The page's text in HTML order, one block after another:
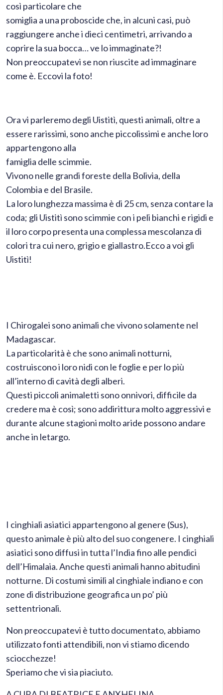
così particolare che
somiglia a una proboscide che, in alcuni casi, può
raggiungere anche i dieci centimetri, arrivando a
coprire la sua bocca… ve lo immaginate?!
Non preoccupatevi se non riuscite ad immaginare
come è. Eccovi la foto!
Ora vi parleremo degli Uistitì, questi animali, oltre a
essere rarissimi, sono anche piccolissimi e anche loro
appartengono alla
famiglia delle scimmie.
Vivono nelle grandi foreste della Bolivia, della
Colombia e del Brasile.
La loro lunghezza massima è di 25 cm, senza contare la
coda; gli Uistitì sono scimmie con i peli bianchi e rigidi e
il loro corpo presenta una complessa mescolanza di
colori tra cui nero, grigio e giallastro.Ecco a voi gli
Uistitì!
I Chirogalei sono animali che vivono solamente nel
Madagascar.
La particolarità è che sono animali notturni,
costruiscono i loro nidi con le foglie e per lo più
all’interno di cavità degli alberi.
Questi piccoli animaletti sono onnivori, difficile da
credere ma è così; sono addirittura molto aggressivi e
durante alcune stagioni molto aride possono andare
anche in letargo.
I cinghiali asiatici appartengono al genere (Sus),
questo animale è più alto del suo congenere. I cinghiali
asiatici sono diffusi in tutta l’India fino alle pendici
dell’Himalaia. Anche questi animali hanno abitudini
notturne. Di costumi simili al cinghiale indiano e con
zone di distribuzione geografica un po’ più
settentrionali.
Non preoccupatevi è tutto documentato, abbiamo
utilizzato fonti attendibili, non vi stiamo dicendo
sciocchezze!
Speriamo che vi sia piaciuto.